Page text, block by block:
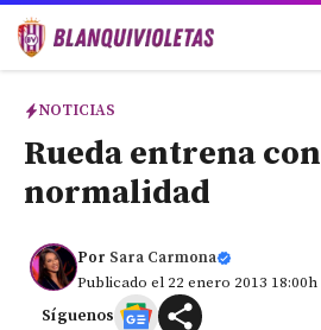
Saltar
NOTICIAS
Rueda entrena
normalidad
Por Sara Carmona
Publicado el 22 enero 2013 18:00h
Síguenos